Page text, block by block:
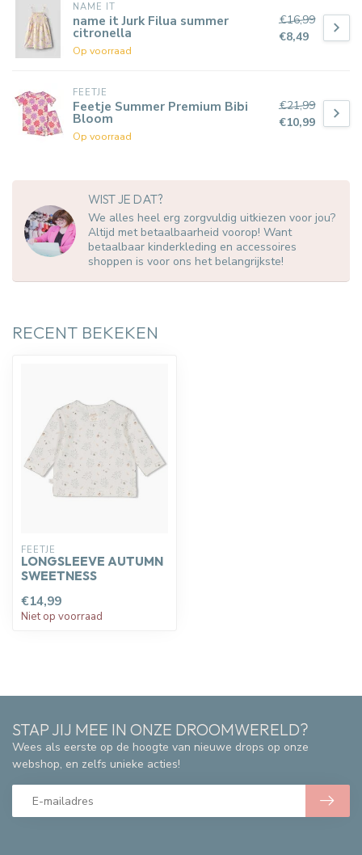
NAME IT
name it Jurk Filua summer
citronella
Op voorraad
€16,99
€8,49
FEETJE
Feetje Summer Premium Bibi
Bloom
Op voorraad
€21,99
€10,99
WIST JE DAT?
We alles heel erg zorgvuldig uitkiezen voor jou?
Altijd met betaalbaarheid voorop! Want
betaalbaar kinderkleding en accessoires
shoppen is voor ons het belangrijkste!
RECENT BEKEKEN
FEETJE
LONGSLEEVE AUTUMN
SWEETNESS
€14,99
Niet op voorraad
STAP JIJ MEE IN ONZE DROOMWERELD?
Wees als eerste op de hoogte van nieuwe drops op onze
webshop, en zelfs unieke acties!